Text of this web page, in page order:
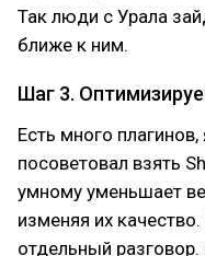
Так люди с Урала
ближе к ним.
Шаг 3.
Есть много
посоветовал взять
умному уменьшает
изменяя их
отдельный